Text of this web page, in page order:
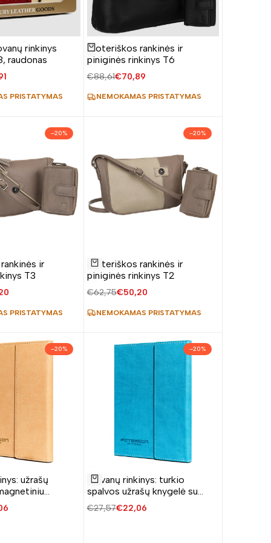
rinkinys
raudonas
PRISTATYMAS
Žiūrėti produktą
Moteriškos rankinės ir
piniginės rinkinys T6
Įprasta
€88,61Pardavimo
€70,89
NEMOKAMAS PRISTATYMAS
–20%
ir
T3
PRISTATYMAS
–20%
Pridėti
sąrašą
Į krepšelį
Moteriškos rankinės ir
piniginės rinkinys T2
Įprasta
€62,75Pardavimo
€50,20
NEMOKAMAS PRISTATYMAS
–20%
užrašų
rašiklis
–20%
Pridėti
sąrašą
Į krepšelį
Dovanų rinkinys: turkio
spalvos užrašų knygelė su
magnetiniu užsegimu ir juodas
rašiklis
Įprasta
€27,57Pardavimo
€22,06